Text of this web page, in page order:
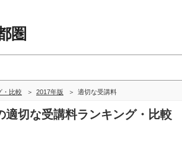
圏
・比較 2017年版 適切な受講料
適切な受講料ランキング・比較